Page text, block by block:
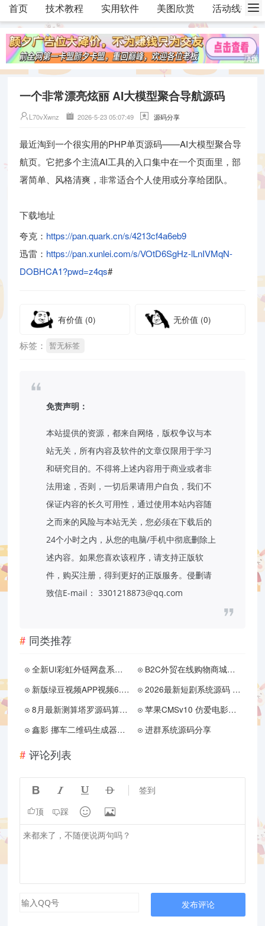
首页 技术教程 实用软件 美图欣赏 活动线报
一个非常漂亮炫丽 AI大模型聚合导航源码
L70vXwnz 2026-5-23 05:07:49 源码分享
最近淘到一个很实用的PHP单页源码——AI大模型聚合导
航页。它把多个主流AI工具的入口集中在一个页面里，部
署简单、风格清爽，非常适合个人使用或分享给团队。
下载地址
夸克： https://pan.quark.cn/s/4213cf4a6eb9
迅雷： https://pan.xunlei.com/s/VOtD6SgHz-lLnIVMqN-
DOBHCA1?pwd=z4qs#
有价值 (0) 无价值 (0)
标签： 暂无标签
免责声明：
本站提供的资源，都来自网络，版权争议与本
站无关，所有内容及软件的文章仅限用于学习
和研究目的。不得将上述内容用于商业或者非
法用途，否则，一切后果请用户自负，我们不
保证内容的长久可用性，通过使用本站内容随
之而来的风险与本站无关，您必须在下载后的
24个小时之内，从您的电脑/手机中彻底删除上
述内容。如果您喜欢该程序，请支持正版软
件，购买注册，得到更好的正版服务。侵删请
致信E-mail： 3301218873@qq.com
同类推荐
全新UI彩虹外链网盘系统源码前后端美化模板
B2C外贸在线购物商城源码
新版绿豆视频APP视频6.1 免授权源码 插件版
2026最新短剧系统源码 支持广告会员功能齐全短剧源码
8月最新测算塔罗源码算命源码可以运营
苹果CMSv10 仿爱电影MizhiADY模板源码
鑫影 挪车二维码生成器网站源码
进群系统源码分享
评论列表
    签到
顶 踩  
发布评论